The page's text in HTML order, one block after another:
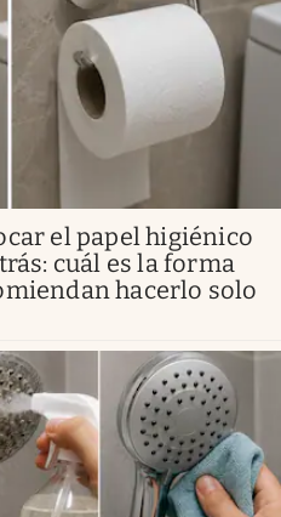
el papel higiénico
cuál es la forma
hacerlo solo